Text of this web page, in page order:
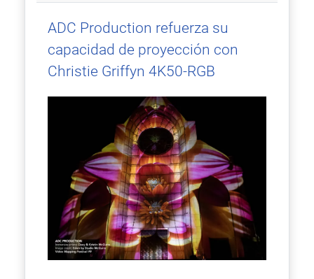
ADC Production refuerza su
capacidad de proyección con
Christie Griffyn 4K50-RGB